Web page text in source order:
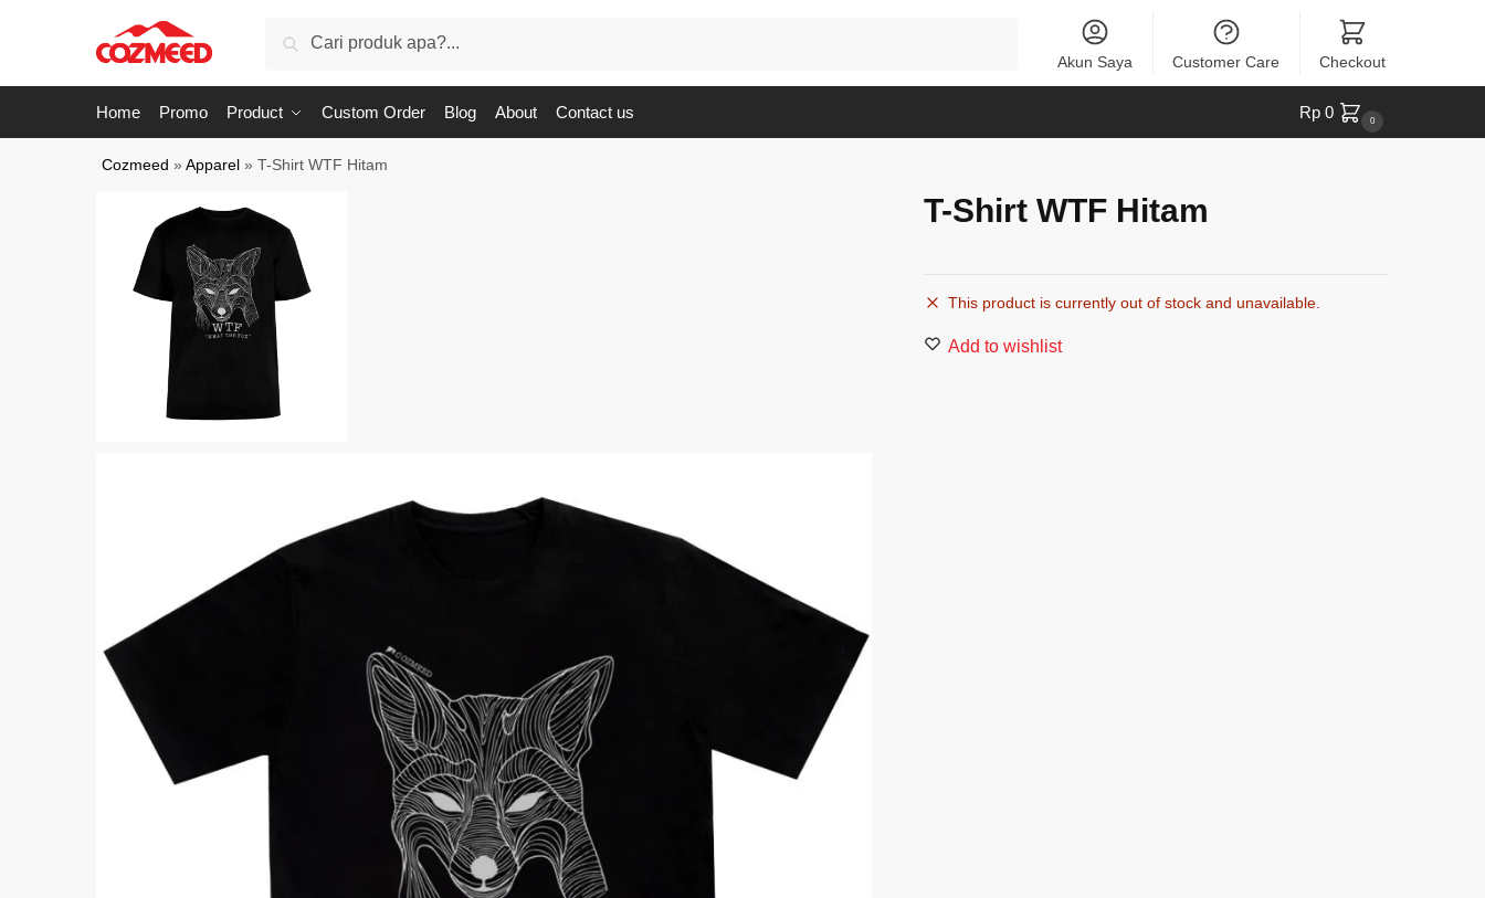
Search
Akun Saya Customer Care Checkout
Home Promo Product Custom Order Blog About Contact us Rp 0 0
Cozmeed »Apparel »T-Shirt WTF Hitam
T-Shirt WTF Hitam
This product is currently out of stock and unavailable.
Add to wishlist